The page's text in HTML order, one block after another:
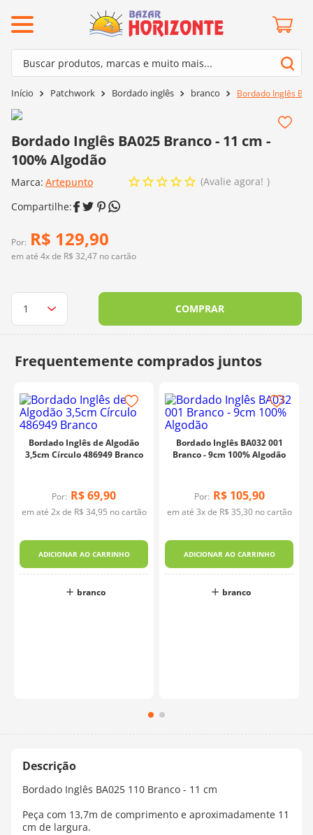
Buscar produtos, marcas e muito mais...
Patchwork Bordado inglês branco Bordado Inglês
Bordado Inglês BA025 Branco - 11 cm -
100% Algodão
Marca: Artepunto Avalie agora!
Por: R$ 129,90
em até 4x de R$ 32,47 no cartão
COMPRAR
Bordado Inglês de Algodão
3,5cm Círculo 486949 Branco
Por: R$69,90
em até 2x de R$ 34,95 no cartão
ADICIONAR AO CARRINHO
branco
Bordado Inglês BA032 001
Branco - 9cm 100% Algodão
Por: R$ 105,90
em até 3x de R$ 35,30no cartão
ADICIONAR AO CARRINHO
branco
Bordado Inglês BA025 110 Branco - 11 cm
Peça com 13,7m de comprimento e aproximadamente 11
cm de largura.
Termos mais buscados
3º fio amigurumi
4º kit amigurumi
5º agulha crochê
7º lã cisne
9
10º dmc
mais buscados
barroco
mollet
fio amigurumi
kit amigurumi
agulha crochê
batik
dmc